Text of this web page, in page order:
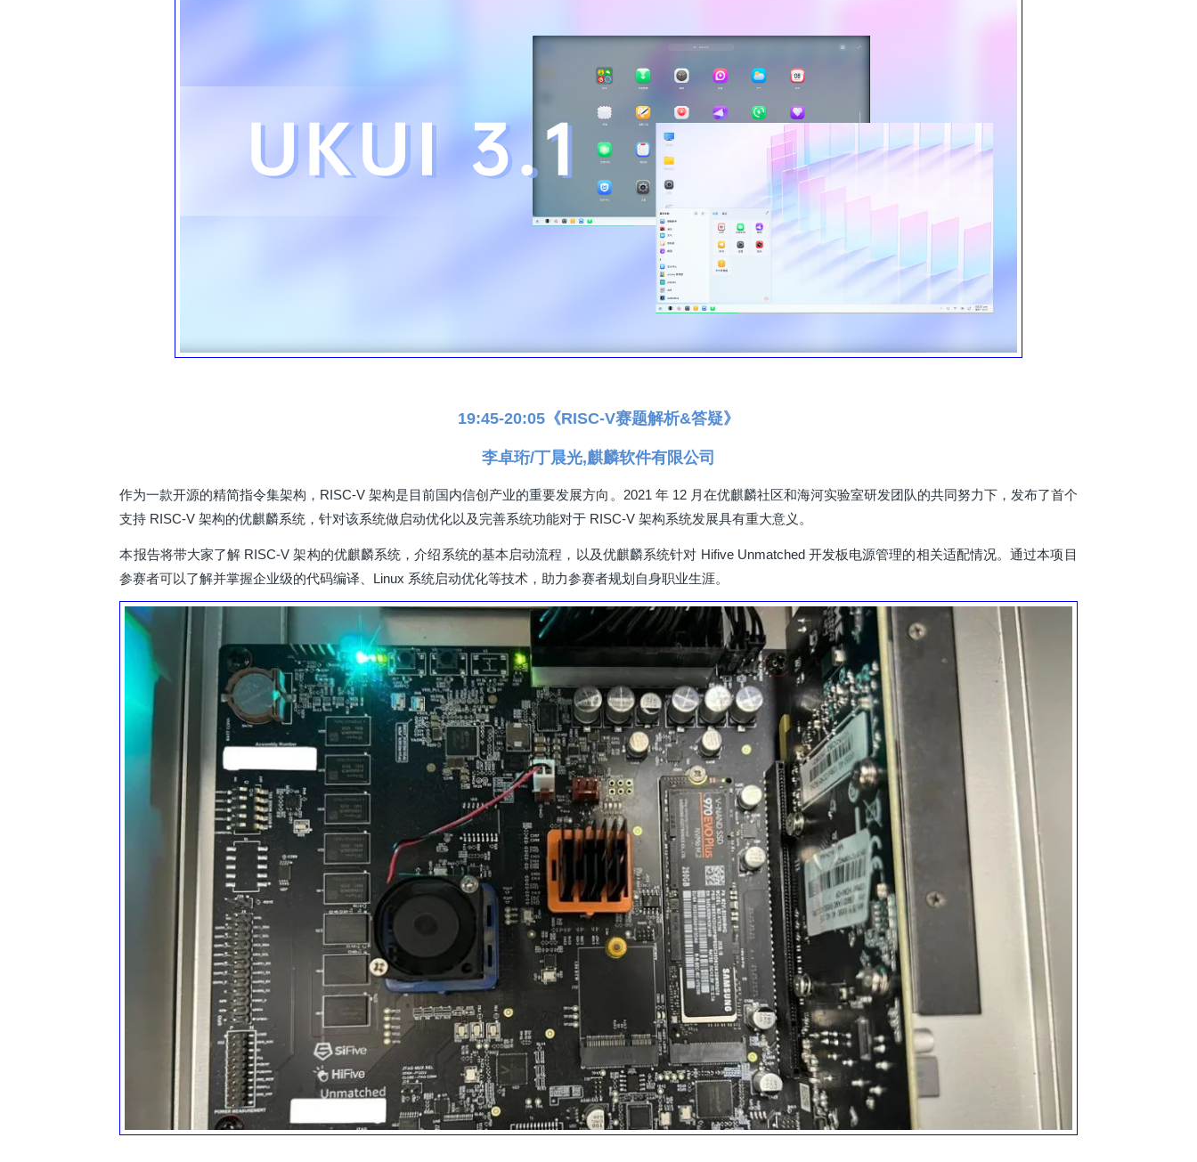
19:45-20:05《RISC-V赛题解析&答疑》
李卓珩/丁晨光,麒麟软件有限公司
作为一款开源的精简指令集架构，RISC-V 架构是目前国内信创产业的重要发展方向。2021 年 12 月在优麒麟社区和海河实验室研发团队的共同努力下，发布了首个
支持 RISC-V 架构的优麒麟系统，针对该系统做启动优化以及完善系统功能对于 RISC-V 架构系统发展具有重大意义。
本报告将带大家了解 RISC-V 架构的优麒麟系统，介绍系统的基本启动流程，以及优麒麟系统针对 Hifive Unmatched 开发板电源管理的相关适配情况。通过本项目
参赛者可以了解并掌握企业级的代码编译、Linux 系统启动优化等技术，助力参赛者规划自身职业生涯。